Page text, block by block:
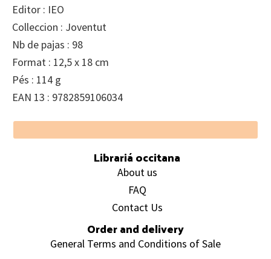
Editor : IEO
Colleccion : Joventut
Nb de pajas : 98
Format : 12,5 x 18 cm
Pés : 114 g
EAN 13 : 9782859106034
Footer
Librariá occitana
About us
FAQ
Contact Us
Order and delivery
General Terms and Conditions of Sale